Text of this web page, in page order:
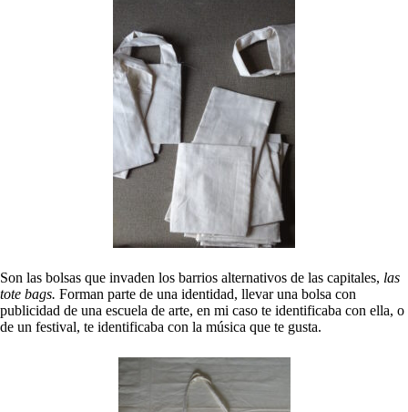
Son las bolsas que invaden los barrios alternativos de las capitales, las
tote bags. Forman parte de una identidad, llevar una bolsa con
publicidad de una escuela de arte, en mi caso te identificaba con ella, o
de un festival, te identificaba con la música que te gusta.